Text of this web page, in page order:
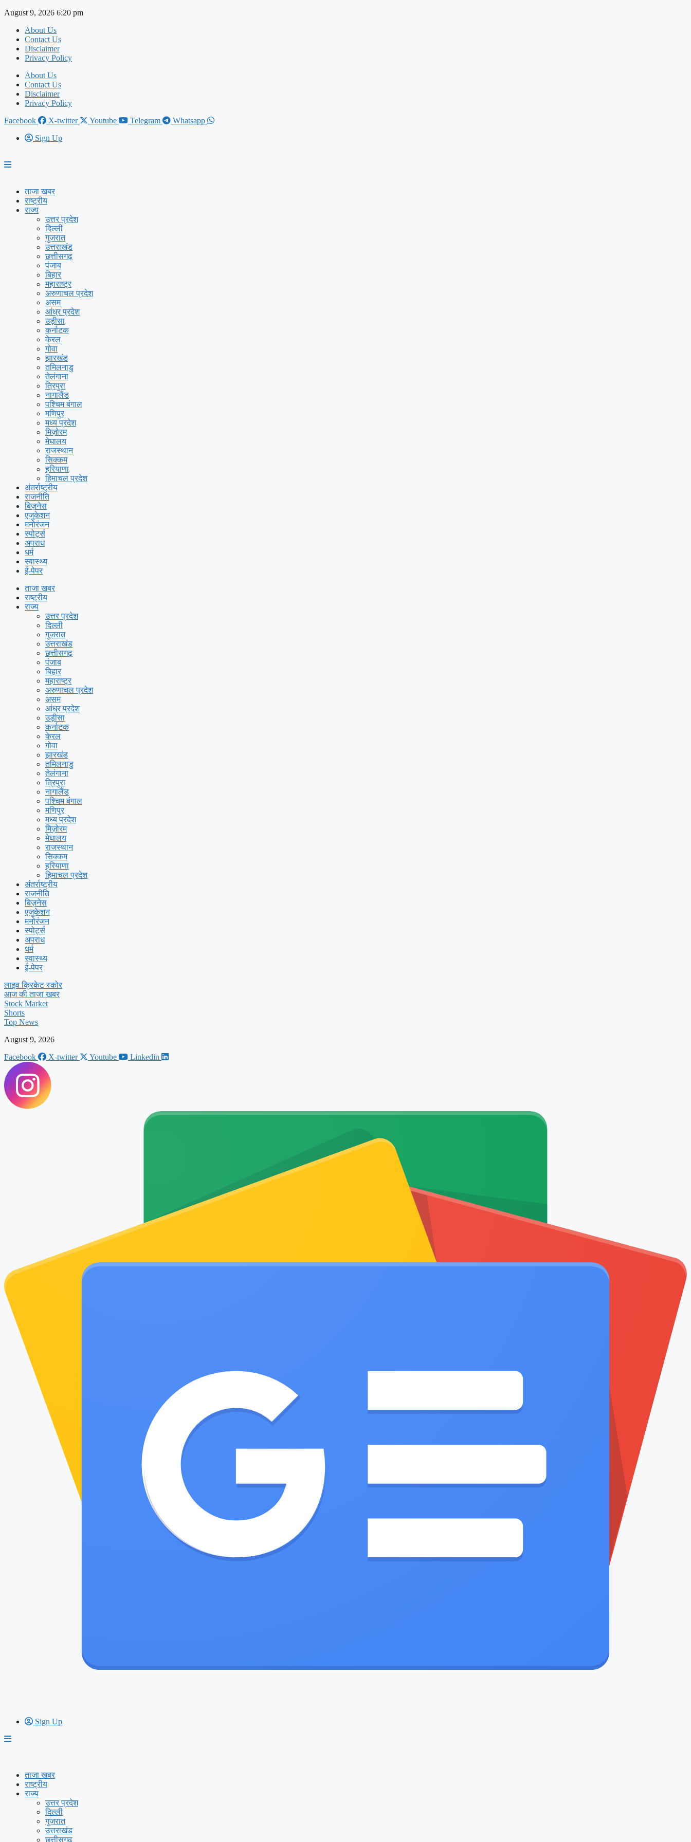
Skip
content
August 9, 2026 6:20 pm
About Us
Contact Us
Disclaimer
Privacy Policy
About Us
Contact Us
Disclaimer
Privacy Policy
Facebook
X-twitter Youtube Telegram
Whatsapp
Sign Up
ताजा खबर
राष्ट्रीय
राज्य
उत्तर प्रदेश
दिल्ली
गुजरात
उत्तराखंड
छत्तीसगढ़
पंजाब
बिहार
महाराष्ट्र
अरुणाचल प्रदेश
असम
आंध्र प्रदेश
उड़ीसा
कर्नाटक
केरल
गोवा
झारखंड
तमिलनाडु
तेलंगाना
त्रिपुरा
नागालैंड
पश्चिम बंगाल
मणिपुर
मध्य प्रदेश
मिज़ोरम
मेघालय
राजस्थान
सिक्कम
हरियाणा
हिमाचल प्रदेश
अंतर्राष्ट्रीय
राजनीति
बिज़नेस
एजुकेशन
मनोरंजन
स्पोर्ट्स
अपराध
धर्म
स्वास्थ्य
ई-पेपर
ताजा खबर
राष्ट्रीय
राज्य
उत्तर प्रदेश
दिल्ली
गुजरात
उत्तराखंड
छत्तीसगढ़
पंजाब
बिहार
महाराष्ट्र
अरुणाचल प्रदेश
असम
आंध्र प्रदेश
उड़ीसा
कर्नाटक
केरल
गोवा
झारखंड
तमिलनाडु
तेलंगाना
त्रिपुरा
नागालैंड
पश्चिम बंगाल
मणिपुर
मध्य प्रदेश
मिज़ोरम
मेघालय
राजस्थान
सिक्कम
हरियाणा
हिमाचल प्रदेश
अंतर्राष्ट्रीय
राजनीति
बिज़नेस
एजुकेशन
मनोरंजन
स्पोर्ट्स
अपराध
धर्म
स्वास्थ्य
ई-पेपर
लाइव क्रिकेट स्कोर
आज की ताजा खबर
Stock Market
Shorts
Top News
August 9, 2026
Facebook
X-twitter Youtube Linkedin
Sign Up
ताजा खबर
राष्ट्रीय
राज्य
उत्तर प्रदेश
दिल्ली
गुजरात
उत्तराखंड
छत्तीसगढ़